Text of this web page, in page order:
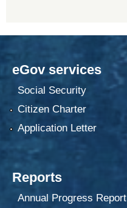
eGov services
Social Security
Citizen Charter
Application Letter
Reports
Annual Progress Report